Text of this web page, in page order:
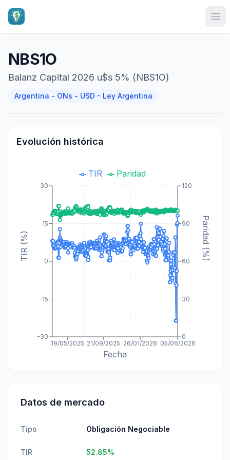
NBS1O
Balanz Capital 2026 u$s 5% (NBS1O)
Argentina - ONs - USD - Ley Argentina
Evolución histórica
19/05/2025 21/09/2025 26/01/2026 05/06/2026
Fecha
-30
-15
0
15
30
TIR (%)
0
30
60
90
120
Paridad (%)
TIR Paridad
Datos de mercado
Tipo Obligación Negociable
TIR 52.85%